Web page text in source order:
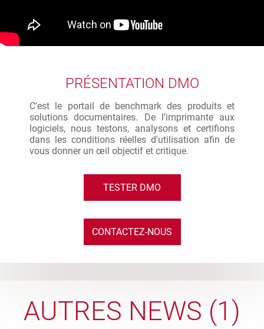
PRÉSENTATION DMO
C'est le portail de benchmark des produits et
solutions documentaires. De l’imprimante aux
logiciels, nous testons, analysons et certifions
dans les conditions réelles d'utilisation afin de
vous donner un œil objectif et critique.
TESTER DMO
CONTACTEZ-NOUS
AUTRES NEWS (1)